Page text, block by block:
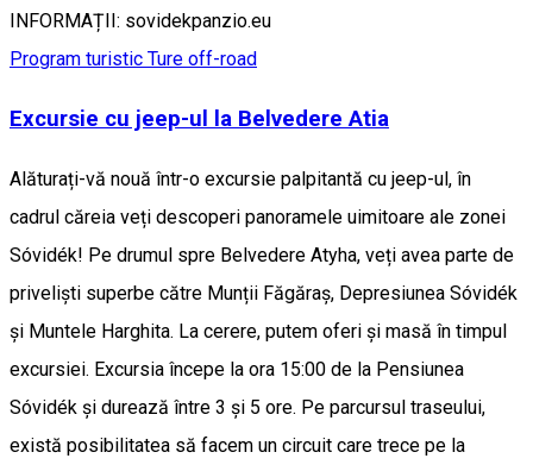
INFORMAȚII: sovidekpanzio.eu
Program turistic Ture off-road
Excursie cu jeep-ul la Belvedere Atia
Alăturați-vă nouă într-o excursie palpitantă cu jeep-ul, în
cadrul căreia veți descoperi panoramele uimitoare ale zonei
Sóvidék! Pe drumul spre Belvedere Atyha, veți avea parte de
priveliști superbe către Munții Făgăraș, Depresiunea Sóvidék
și Muntele Harghita. La cerere, putem oferi și masă în timpul
excursiei. Excursia începe la ora 15:00 de la Pensiunea
Sóvidék și durează între 3 și 5 ore. Pe parcursul traseului,
există posibilitatea să facem un circuit care trece pe la